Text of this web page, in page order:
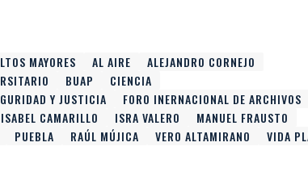
MAYORES AL AIRE
ALEJANDRO CORNEJO
BUAP
CIENCIA
Y JUSTICIA
FORO INERNACIONAL DE ARCHIVOS
ISABEL CAMARILLO ISRA VALERO
MANUEL FRAUSTO
PUEBLA RAÚL MÚJICA VERO ALTAMIRANO
VIDA